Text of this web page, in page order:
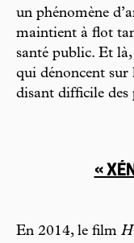
un phénomène
maintient à flot
santé public. Et là,
qui dénoncent sur
disant difficile des
«
En 2014, le film